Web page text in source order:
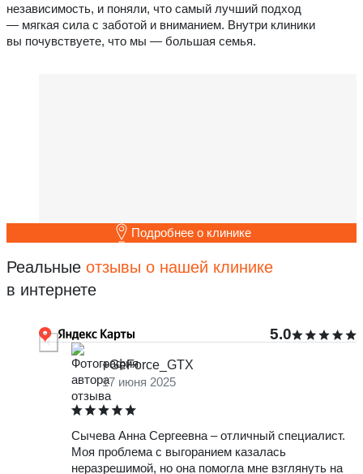
независимость, и поняли, что самый лучший подход
— мягкая сила с заботой и вниманием. Внутри клиники
вы почувствуете, что мы — большая семья.
Подробнее о клинике
Реальные отзывы о нашей клинике
в интернете
5.0
+GeForce_GTX
17 июня 2025
Сычева Анна Сергеевна – отличный специалист.
Моя проблема с выгоранием казалась
неразрешимой, но она помогла мне взглянуть на